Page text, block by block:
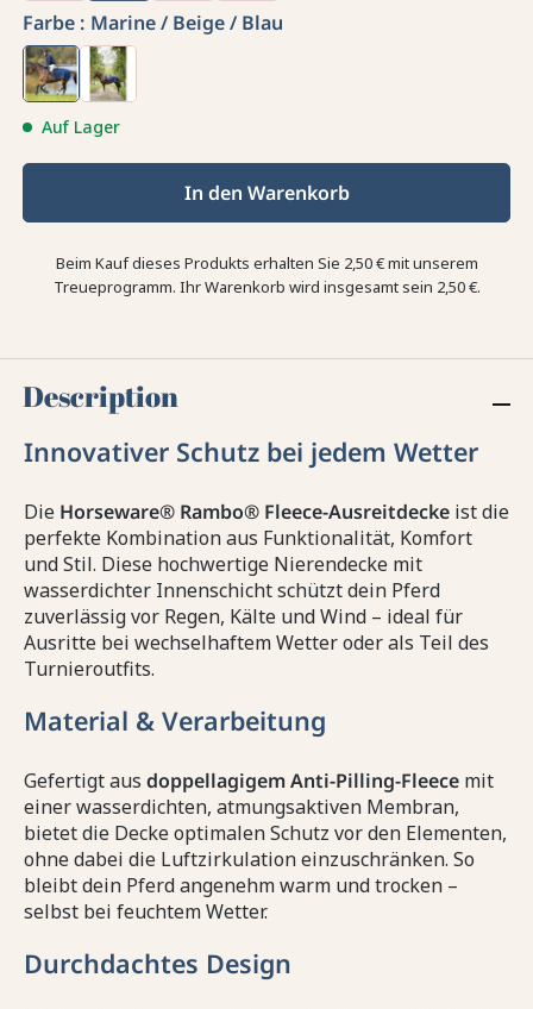
Farbe : Marine / Beige / Blau
Auf Lager
In den Warenkorb
Beim Kauf dieses Produkts erhalten Sie 2,50 €mit unserem
Treueprogramm. Ihr Warenkorb wird insgesamt sein 2,50 €.
Description
Innovativer Schutz bei jedem Wetter
Die Horseware® Rambo® Fleece-Ausreitdecke ist die
perfekte Kombination aus Funktionalität, Komfort
und Stil. Diese hochwertige Nierendecke mit
wasserdichter Innenschicht schützt dein Pferd
zuverlässig vor Regen, Kälte und Wind – ideal für
Ausritte bei wechselhaftem Wetter oder als Teil des
Turnieroutfits.
Material & Verarbeitung
Gefertigt aus doppellagigem Anti-Pilling-Fleece mit
einer wasserdichten, atmungsaktiven Membran,
bietet die Decke optimalen Schutz vor den Elementen,
ohne dabei die Luftzirkulation einzuschränken. So
bleibt dein Pferd angenehm warm und trocken –
selbst bei feuchtem Wetter.
Durchdachtes Design